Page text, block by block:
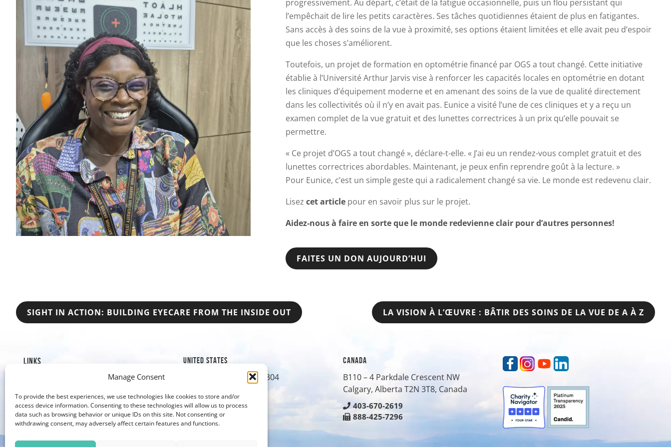
Manage Consent
To provide the best experiences, we use technologies like cookies to store and/or
access device information. Consenting to these technologies will allow us to process
data such as browsing behavior or unique IDs on this site. Not consenting or
withdrawing consent, may adversely affect certain features and functions.
progressivement. Au départ, c’était de la fatigue occasionnelle, puis un flou persistant qui
l’empêchait de lire les petits caractères. Ses tâches quotidiennes étaient de plus en fatigantes.
Sans accès à des soins de la vue à proximité, ses options étaient limitées et elle avait peu d’espoir
que les choses s’améliorent.
Toutefois, un projet de formation en optométrie financé par OGS a tout changé. Cette initiative
établie à l’Université Arthur Jarvis vise à renforcer les capacités locales en optométrie en dotant
les cliniques d’équipement moderne et en amenant des soins de la vue de qualité directement
dans les collectivités où il n’y en avait pas. Eunice a visité l’une de ces cliniques et y a reçu un
examen complet de la vue gratuit et des lunettes correctrices à un prix qu’elle pouvait se
permettre.
« Ce projet d’OGS a tout changé », déclare-t-elle. « J’ai eu un rendez-vous complet gratuit et des
lunettes correctrices abordables. Maintenant, je peux enfin reprendre goût à la lecture. »
Pour Eunice, c’est un simple geste qui a radicalement changé sa vie. Le monde est redevenu clair.
Lisezcet article pour en savoir plus sur le projet.
Aidez-nous à faire en sorte que le monde redevienne clair pour d’autres personnes!
FAITES UN DON AUJOURD’HUI
POST
SIGHT IN ACTION: BUILDING EYECARE FROM THE INSIDE OUT LA VISION À L’ŒUVRE : BÂTIR DES SOINS DE LA VUE DE A À Z
LINKS
Our Impact
Our Work
Why Give?
Contact Us
UNITED STATES
1019 8th Street, Suite 304
303-526-0430
303-279-8042
CANADA
B110 – 4 Parkdale Crescent NW
Calgary, Alberta T2N 3T8, Canada
403-670-2619
888-425-7296